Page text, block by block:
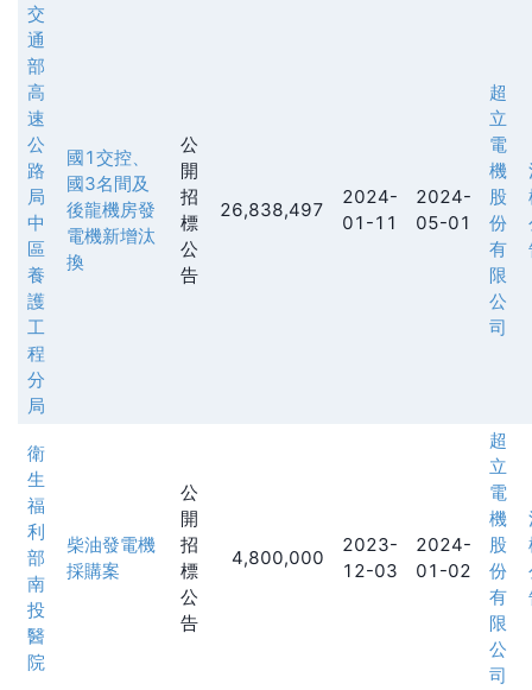
交
通
部
高
速
公
路
局
中
區
養
護
工
程
分
局
國1交控、
國3名間及
後龍機房發
電機新增汰
換
公
開
招
標
公
告
26,838,497
2024-
01-11
2024-
05-01
超
立
電
機
股
份
有
限
公
司
衛
生
福
利
部
南
投
醫
院
柴油發電機
採購案
公
開
招
標
公
告
4,800,000
2023-
12-03
2024-
01-02
超
立
電
機
股
份
有
限
公
司